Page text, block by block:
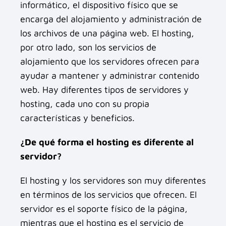
informático, el dispositivo físico que se
encarga del alojamiento y administración de
los archivos de una página web. El hosting,
por otro lado, son los servicios de
alojamiento que los servidores ofrecen para
ayudar a mantener y administrar contenido
web. Hay diferentes tipos de servidores y
hosting, cada uno con su propia
características y beneficios.
¿De qué forma el hosting es diferente al
servidor?
El hosting y los servidores son muy diferentes
en términos de los servicios que ofrecen. El
servidor es el soporte físico de la página,
mientras que el hosting es el servicio de